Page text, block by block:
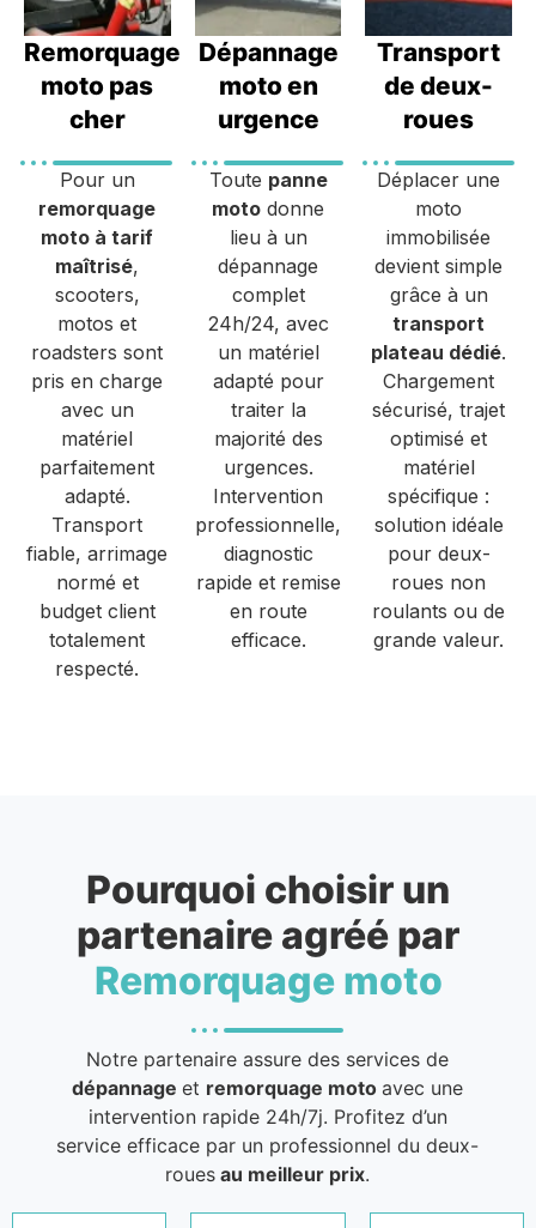
Remorquage
moto pas
cher
Pour un
remorquage
moto à tarif
maîtrisé,
scooters,
motos et
roadsters sont
pris en charge
avec un
matériel
parfaitement
adapté.
Transport
fiable, arrimage
normé et
budget client
totalement
respecté.
Dépannage
moto en
urgence
Toute panne
moto donne
lieu à un
dépannage
complet
24h/24, avec
un matériel
adapté pour
traiter la
majorité des
urgences.
Intervention
professionnelle,
diagnostic
rapide et remise
en route
efficace.
Transport
de deux-
roues
Déplacer une
moto
immobilisée
devient simple
grâce à un
transport
plateau dédié.
Chargement
sécurisé, trajet
optimisé et
matériel
spécifique :
solution idéale
pour deux-
roues non
roulants ou de
grande valeur.
Pourquoi choisir un
partenaire agréé par
Remorquage moto
Notre partenaire assure des services de
dépannageet remorquage motoavec une
intervention rapide 24h/7j. Profitez d’un
service efficace par un professionnel du deux-
roues au meilleur prix.